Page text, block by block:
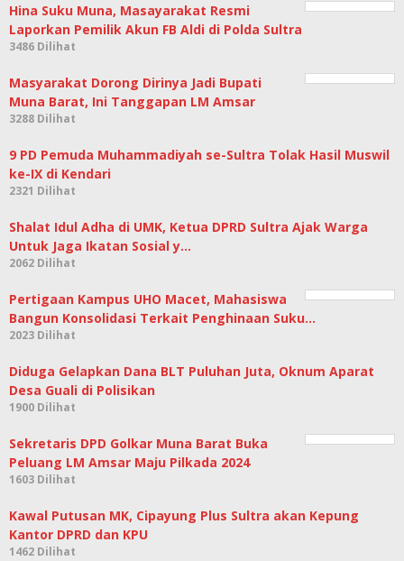
Hina Suku Muna, Masayarakat Resmi
Laporkan Pemilik Akun FB Aldi di Polda Sultra
3486 Dilihat
Masyarakat Dorong Dirinya Jadi Bupati
Muna Barat, Ini Tanggapan LM Amsar
3288 Dilihat
9 PD Pemuda Muhammadiyah se-Sultra Tolak Hasil Muswil
ke-IX di Kendari
2321 Dilihat
Shalat Idul Adha di UMK, Ketua DPRD Sultra Ajak Warga
Untuk Jaga Ikatan Sosial y…
2062 Dilihat
Pertigaan Kampus UHO Macet, Mahasiswa
Bangun Konsolidasi Terkait Penghinaan Suku…
2023 Dilihat
Diduga Gelapkan Dana BLT Puluhan Juta, Oknum Aparat
Desa Guali di Polisikan
1900 Dilihat
Sekretaris DPD Golkar Muna Barat Buka
Peluang LM Amsar Maju Pilkada 2024
1603 Dilihat
Kawal Putusan MK, Cipayung Plus Sultra akan Kepung
Kantor DPRD dan KPU
1462 Dilihat